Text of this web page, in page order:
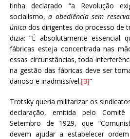
tinha declarado “a Revolução
socialismo,a obediência sem
única dos dirigentes do processo de
dizia: “É absolutamente essencial
fábricas esteja concentrada nas
essas circunstâncias, toda
na gestão das fábricas deve ser
danoso e inadmissível.[3]”
Trotsky queria militarizar os
declaração, emitida pelo
Setembro de 1929, que
devem ajudar a estabelecer